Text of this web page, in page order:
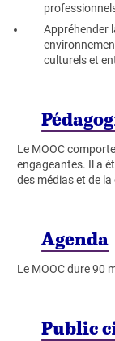
Appréhender
culturels et
Le MOOC
engageantes. Il a
des médias et de
Agenda
Le MOOC dure 90
Public